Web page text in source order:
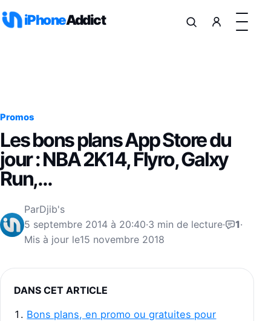
iPhoneAddict
Promos
Les bons plans App Store du
jour : NBA 2K14, Flyro, Galxy
Run,…
ParDjib's
5 septembre 2014 à 20:40·3 min de lecture· 1·
Mis à jour le15 novembre 2018
DANS CET ARTICLE
Bons plans, en promo ou gratuites pour